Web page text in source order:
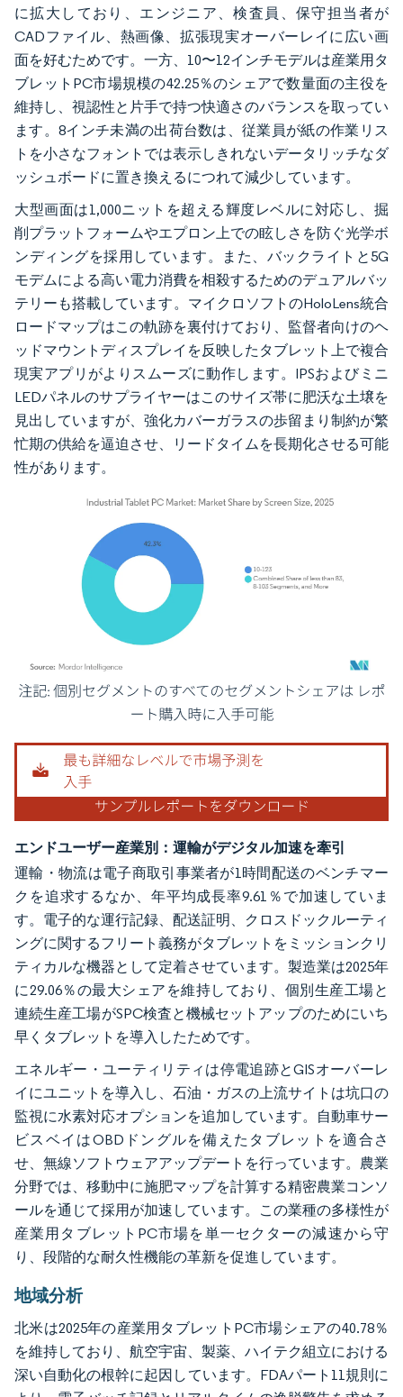
に拡大しており、エンジニア、検査員、保守担当者が
CADファイル、熱画像、拡張現実オーバーレイに広い画
面を好むためです。一方、10〜12インチモデルは産業用タ
ブレットPC市場規模の42.25％のシェアで数量面の主役を
維持し、視認性と片手で持つ快適さのバランスを取ってい
ます。8インチ未満の出荷台数は、従業員が紙の作業リス
トを小さなフォントでは表示しきれないデータリッチなダ
ッシュボードに置き換えるにつれて減少しています。
大型画面は1,000ニットを超える輝度レベルに対応し、掘
削プラットフォームやエプロン上での眩しさを防ぐ光学ボ
ンディングを採用しています。また、バックライトと5G
モデムによる高い電力消費を相殺するためのデュアルバッ
テリーも搭載しています。マイクロソフトのHoloLens統合
ロードマップはこの軌跡を裏付けており、監督者向けのヘ
ッドマウントディスプレイを反映したタブレット上で複合
現実アプリがよりスムーズに動作します。IPSおよびミニ
LEDパネルのサプライヤーはこのサイズ帯に肥沃な土壌を
見出していますが、強化カバーガラスの歩留まり制約が繁
忙期の供給を逼迫させ、リードタイムを長期化させる可能
性があります。
画像 © Mordor Intelligence。再利用にはCC BY 4.0の表示が必要です。
エンドユーザー産業別：運輸がデジタル加速を牽引
運輸・物流は電子商取引事業者が1時間配送のベンチマー
クを追求するなか、年平均成長率9.61％で加速していま
す。電子的な運行記録、配送証明、クロスドックルーティ
ングに関するフリート義務がタブレットをミッションクリ
ティカルな機器として定着させています。製造業は2025年
に29.06％の最大シェアを維持しており、個別生産工場と
連続生産工場がSPC検査と機械セットアップのためにいち
早くタブレットを導入したためです。
エネルギー・ユーティリティは停電追跡とGISオーバーレ
イにユニットを導入し、石油・ガスの上流サイトは坑口の
監視に水素対応オプションを追加しています。自動車サー
ビスベイはOBDドングルを備えたタブレットを適合さ
せ、無線ソフトウェアアップデートを行っています。農業
分野では、移動中に施肥マップを計算する精密農業コンソ
ールを通じて採用が加速しています。この業種の多様性が
産業用タブレットPC市場を単一セクターの減速から守
り、段階的な耐久性機能の革新を促進しています。
地域分析
北米は2025年の産業用タブレットPC市場シェアの40.78％
を維持しており、航空宇宙、製薬、ハイテク組立における
深い自動化の根幹に起因しています。FDAパート11規則に